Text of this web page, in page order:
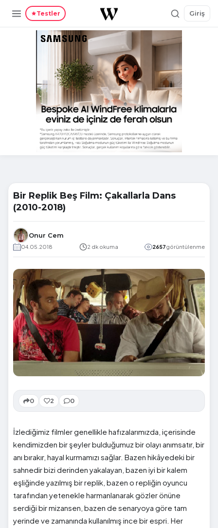
Testler Giriş
Bir Replik Beş Film: Çakallarla Dans
(2010-2018)
Onur Cem
04.05.2018 2 dk okuma 2657görüntülenme
0 2 0
İzlediğimiz filmler genellikle hafızalarımızda, içerisinde
kendimizden bir şeyler bulduğumuz bir olayı anımsatır, bir
anı bırakır, hayal kurmamızı sağlar. Bazen hikâyedeki bir
sahnedir bizi derinden yakalayan, bazen iyi bir kalem
eşliğinde yazılmış bir replik, bazen o repliğin oyuncu
tarafından yetenekle harmanlanarak gözler önüne
serdiği bir mizansen, bazen de senaryoya göre tam
yerinde ve zamanında kullanılmış ince bir espri. Her